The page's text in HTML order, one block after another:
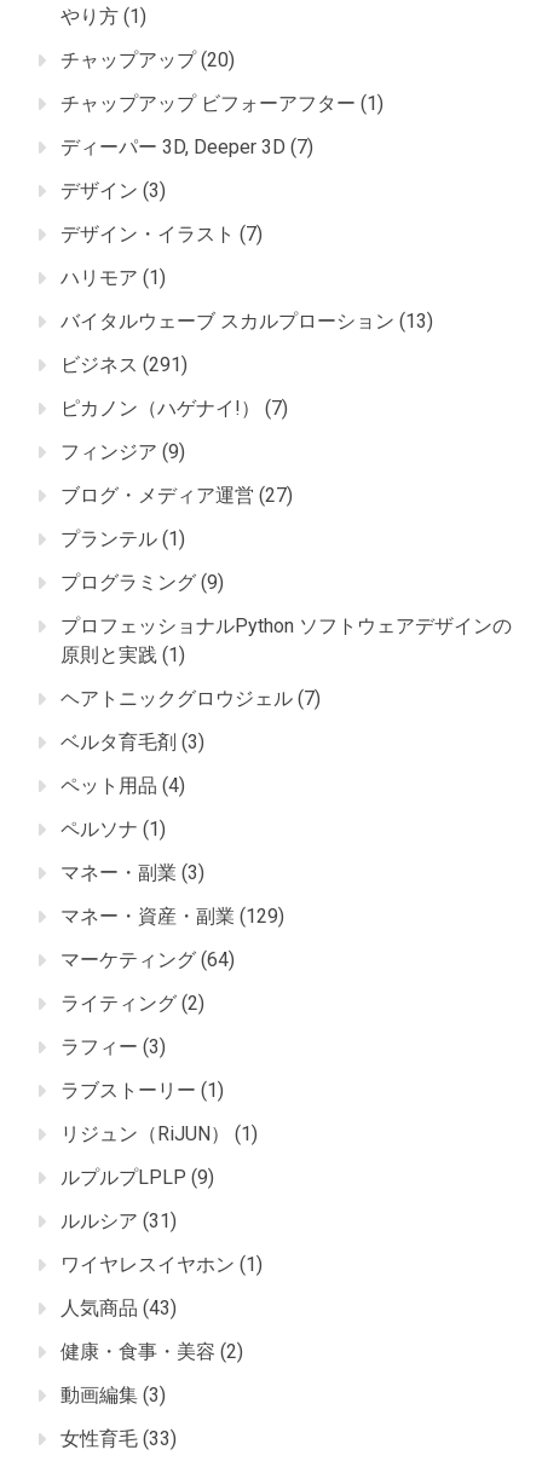
やり方 (1)
チャップアップ(20)
チャップアップ ビフォーアフター (1)
ディーパー 3D, Deeper 3D (7)
デザイン (3)
デザイン・イラスト (7)
ハリモア (1)
バイタルウェーブ スカルプローション (13)
ビジネス (291)
ピカノン（ハゲナイ!）
(7)
フィンジア (9)
ブログ・メディア運営 (27)
プランテル (1)
プログラミング (9)
プロフェッショナルPython ソフトウェアデザインの
原則と実践 (1)
ヘアトニックグロウジェル (7)
ベルタ育毛剤 (3)
ペット用品 (4)
ペルソナ (1)
マネー・副業 (3)
マネー・資産・副業 (129)
マーケティング (64)
ライティング (2)
ラフィー (3)
ラブストーリー (1)
リジュン（RiJUN）
(1)
ルプルプLPLP (9)
ルルシア (31)
ワイヤレスイヤホン (1)
人気商品 (43)
健康・食事・美容 (2)
動画編集 (3)
女性育毛 (33)